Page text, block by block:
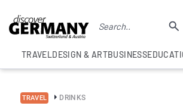
TRAVELDESIGN & ARTBUSINESS
TRAVEL DRINKS